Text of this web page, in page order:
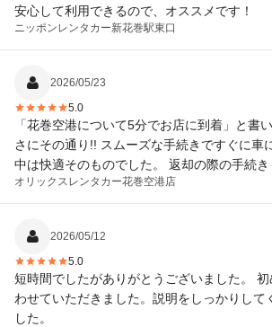
安心して利用できるので、オススメです！
ニッポンレンタカー新花巻駅東口
2026/05/23
5.0
「花巻空港について5分でお店に到着」と書
さにその通り!! スムーズな手続きですぐに車
中は快適そのものでした。 返却の際の手続
した。 本当にありがとうございました。 ま
よろしくお願いします。
オリックスレンタカー花巻空港店
2026/05/12
5.0
短時間でしたがありがとうございました。
わせていただきました。説明をしっかりして
した。